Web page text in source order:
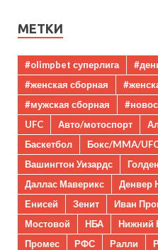
МЕТКИ
#olimpbet суперлига
#женская сборная
#мужская сборная
UFC
Авто/мотоспорт
Баскетбол
Бокс/MMA/
Вашингтон Уизардс
Даллас Маверикс
Денвер
Енисей
Зенит Иван
Мостовой
НБА Нижний
Промес
РФС Ралли